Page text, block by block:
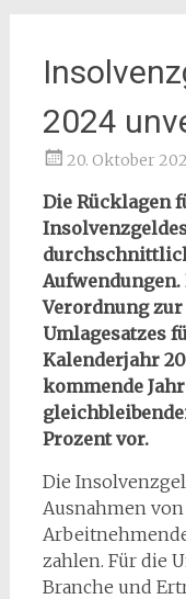
2024
20. Oktober
Die Rücklagen
Verordnung zur
Umlagesatzes
Kalenderjahr
kommende
Prozent vor.
Die
Ausnahmen
zahlen. Für die
Branche und